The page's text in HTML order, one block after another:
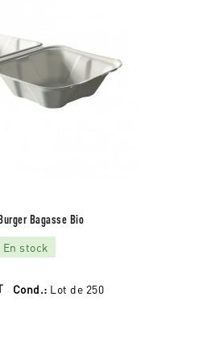
Bagasse Bio
En stock
Cond.: Lot de 250